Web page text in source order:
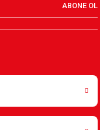
ABONE OL